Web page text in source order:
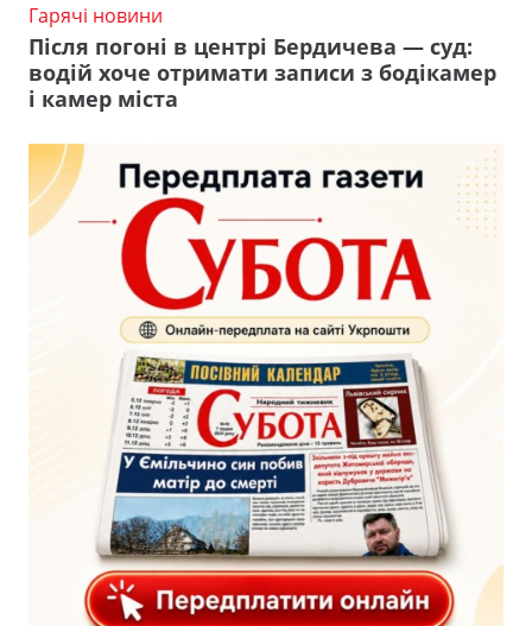
Гарячі новини
Після погоні в центрі Бердичева — суд:
водій хоче отримати записи з бодікамер
і камер міста